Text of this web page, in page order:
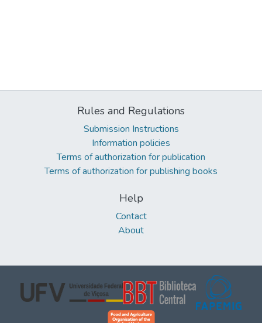
Rules and Regulations
Submission Instructions
Information policies
Terms of authorization for publication
Terms of authorization for publishing books
Help
Contact
About